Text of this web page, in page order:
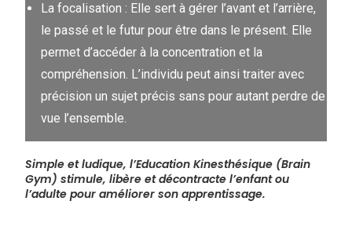
La focalisation : Elle sert à gérer l’avant et l’arrière,
le passé et le futur pour être dans le présent. Elle
permet d’accéder à la concentration et la
compréhension. L’individu peut ainsi traiter avec
précision un sujet précis sans pour autant perdre de
vue l’ensemble.
Simple et ludique, l’Education Kinesthésique (Brain
Gym) stimule, libère et décontracte l’enfant ou
l’adulte pour améliorer son apprentissage.